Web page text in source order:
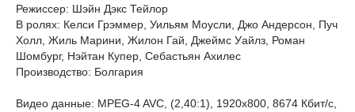
Режиссер: Шэйн Дэкс Тейлор
В ролях: Келси Грэммер, Уильям Моусли, Джо Андерсон, Пуч
Холл, Жиль Марини, Жилон Гай, Джеймс Уайлз, Роман
Шомбург, Нэйтан Купер, Себастьян Ахилес
Производство: Болгария
Видео данные: MPEG-4 AVC, (2,40:1), 1920x800, 8674 Кбит/с,